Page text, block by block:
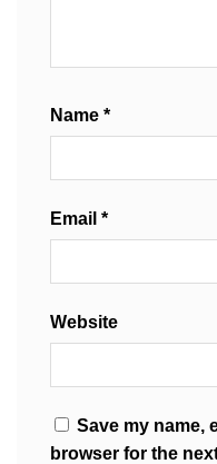
Name *
Email *
Website
Save my name,
browser for the